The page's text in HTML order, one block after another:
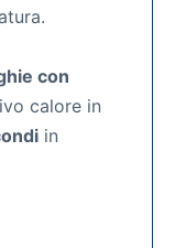
con
calore in
in